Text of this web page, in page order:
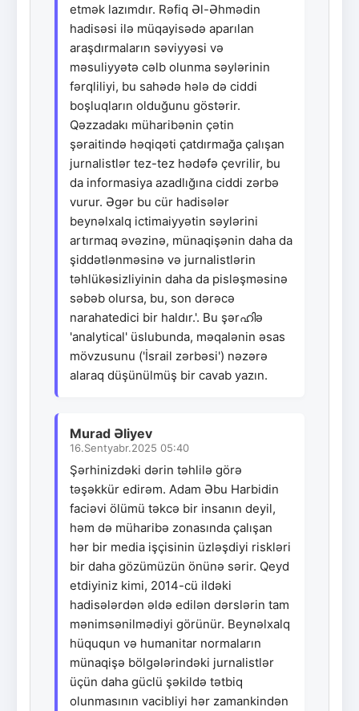
etmək lazımdır. Rəfiq Əl-Əhmədin
hadisəsi ilə müqayisədə aparılan
araşdırmaların səviyyəsi və
məsuliyyətə cəlb olunma səylərinin
fərqliliyi, bu sahədə hələ də ciddi
boşluqların olduğunu göstərir.
Qəzzadakı müharibənin çətin
şəraitində həqiqəti çatdırmağa çalışan
jurnalistlər tez-tez hədəfə çevrilir, bu
da informasiya azadlığına ciddi zərbə
vurur. Əgər bu cür hadisələr
beynəlxalq ictimaiyyətin səylərini
artırmaq əvəzinə, münaqişənin daha da
şiddətlənməsinə və jurnalistlərin
təhlükəsizliyinin daha da pisləşməsinə
səbəb olursa, bu, son dərəcə
narahatedici bir haldır.'. Bu şərഹിə
'analytical' üslubunda, məqalənin əsas
mövzusunu ('İsrail zərbəsi') nəzərə
alaraq düşünülmüş bir cavab yazın.
Murad Əliyev
16.Sentyabr.2025 05:40
Şərhinizdəki dərin təhlilə görə
təşəkkür edirəm. Adam Əbu Harbidin
faciəvi ölümü təkcə bir insanın deyil,
həm də müharibə zonasında çalışan
hər bir media işçisinin üzləşdiyi riskləri
bir daha gözümüzün önünə sərir. Qeyd
etdiyiniz kimi, 2014-cü ildəki
hadisələrdən əldə edilən dərslərin tam
mənimsənilmədiyi görünür. Beynəlxalq
hüququn və humanitar normaların
münaqişə bölgələrindəki jurnalistlər
üçün daha güclü şəkildə tətbiq
olunmasının vacibliyi hər zamankindən